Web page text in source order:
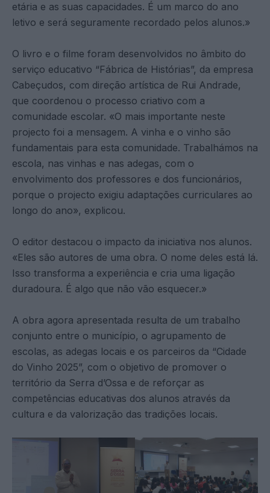
etária e as suas capacidades. É um marco do ano
letivo e será seguramente recordado pelos alunos.»
O livro e o filme foram desenvolvidos no âmbito do
serviço educativo “Fábrica de Histórias”, da empresa
Cabeçudos, com direção artística de Rui Andrade,
que coordenou o processo criativo com a
comunidade escolar. «O mais importante neste
projecto foi a mensagem. A vinha e o vinho são
fundamentais para esta comunidade. Trabalhámos na
escola, nas vinhas e nas adegas, com o
envolvimento dos professores e dos funcionários,
porque o projecto exigiu adaptações curriculares ao
longo do ano», explicou.
O editor destacou o impacto da iniciativa nos alunos.
«Eles são autores de uma obra. O nome deles está lá.
Isso transforma a experiência e cria uma ligação
duradoura. É algo que não vão esquecer.»
A obra agora apresentada resulta de um trabalho
conjunto entre o município, o agrupamento de
escolas, as adegas locais e os parceiros da “Cidade
do Vinho 2025”, com o objetivo de promover o
território da Serra d’Ossa e de reforçar as
competências educativas dos alunos através da
cultura e da valorização das tradições locais.